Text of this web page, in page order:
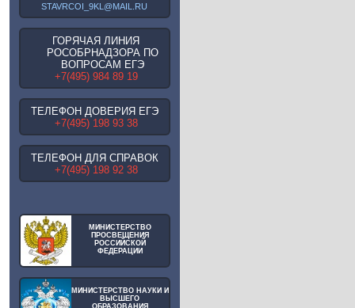
STAVRCOI_9KL@MAIL.RU
ГОРЯЧАЯ ЛИНИЯ
РОСОБРНАДЗОРА ПО
ВОПРОСАМ ЕГЭ
+7(495) 984 89 19
ТЕЛЕФОН ДОВЕРИЯ ЕГЭ
+7(495) 198 93 38
ТЕЛЕФОН ДЛЯ СПРАВОК
+7(495) 198 92 38
МИНИСТЕРСТВО
ПРОСВЕЩЕНИЯ
РОССИЙСКОЙ
ФЕДЕРАЦИИ
МИНИСТЕРСТВО НАУКИ И
ВЫСШЕГО